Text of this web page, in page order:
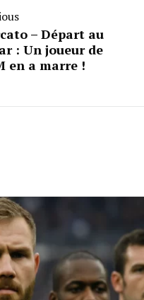
– Départ au
: Un joueur de
en a marre !